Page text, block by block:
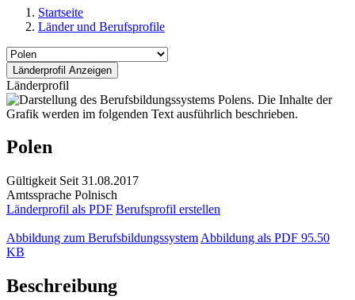
Startseite
Länder und Berufsprofile
Länderprofil
Polen
Gültigkeit Seit 31.08.2017
Amtssprache Polnisch
Länderprofil als PDF Berufsprofil erstellen
Abbildung zum Berufsbildungssystem Abbildung als PDF 95.50
KB
Beschreibung